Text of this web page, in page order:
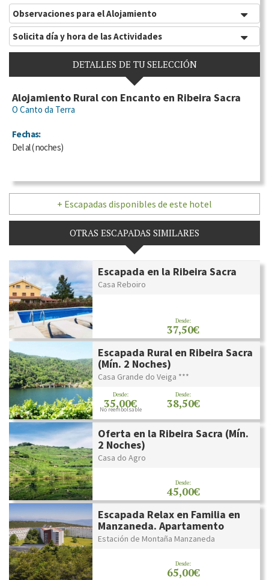
Observaciones para el Alojamiento
Solicita día y hora de las Actividades
DETALLES DE TU SELECCIÓN
Alojamiento Rural con Encanto en Ribeira Sacra
O Canto da Terra
Fechas:
Delal(noches)
+ Escapadas disponibles de este hotel
OTRAS ESCAPADAS SIMILARES
Escapada en la Ribeira Sacra
Casa Reboiro
Desde:
37,50€
Escapada Rural en Ribeira Sacra
(Mín. 2 Noches)
Casa Grande do Veiga ***
Desde:
35,00€
No reembolsable
Desde:
38,50€
Oferta en la Ribeira Sacra (Mín.
2 Noches)
Casa do Agro
Desde:
45,00€
Escapada Relax en Familia en
Manzaneda. Apartamento
Estación de Montaña Manzaneda
Desde:
65,00€